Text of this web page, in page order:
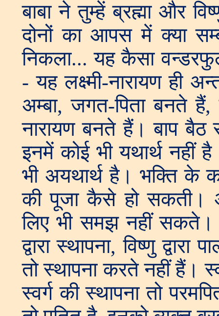
बाबा ने तुम्हें ब्रह्मा और
दोनों का आपस में क्या
निकला... यह कैसा
- यह लक्ष्मी-नारायण ही
अम्बा, जगत-पिता बनते हैं,
नारायण बनते हैं। बाप
इनमें कोई भी यथार्थ नहीं
भी अयथार्थ है। भक्ति के
की पूजा कैसे हो सकती।
लिए भी समझ नहीं सकते।
द्वारा स्थापना, विष्णु
तो स्थापना करते नहीं हैं।
स्वर्ग की स्थापना तो